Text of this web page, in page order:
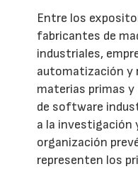
Entre los
fabricantes de
industriales,
automatización y
materias primas
de software
a la investigación
organización
representen los